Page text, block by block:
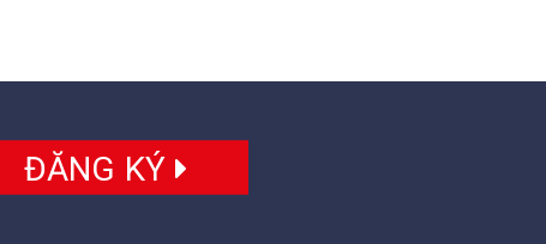
ĐĂNG KÝ